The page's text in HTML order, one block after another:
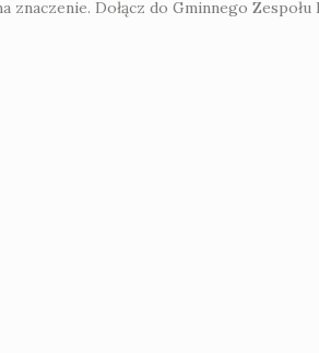
znaczenie. Dołącz do Gminnego